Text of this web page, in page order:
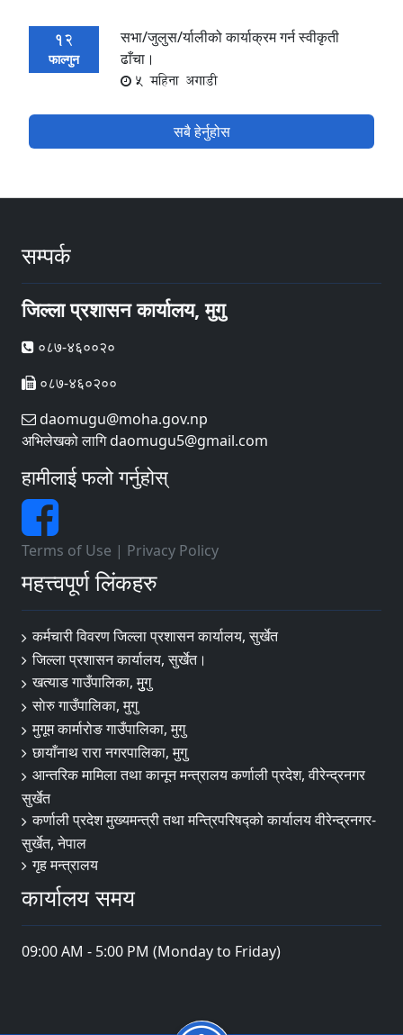
12
फाल्गुन
सभा/जुलुस/र्यालीको कार्याक्रम गर्न स्वीकृती
ढाँचा।
5 महिना अगाडी
सबै हेर्नुहोस
सम्पर्क
जिल्ला प्रशासन कार्यालय, मुगु
०८७-४६००२०
०८७-४६०२००
daomugu@moha.gov.np
अभिलेखको लागि daomugu5@gmail.com
हामीलाई फलो गर्नुहोस्
Terms of Use | Privacy Policy
महत्त्वपूर्ण लिंकहरु
कर्मचारी विवरण जिल्ला प्रशासन कार्यालय, सुर्खेत
जिल्ला प्रशासन कार्यालय, सुर्खेत।
खत्याड गाउँपालिका, मुुगु
साेरु गाउँपालिका, मुगु
मुगूम कार्मारोङ गाउँपालिका, मुगु
छायाँनाथ रारा नगरपालिका, मुगु
आन्तरिक मामिला तथा कानून मन्त्रालय कर्णाली प्रदेश, वीरेन्द्रनगर
सुर्खेत
कर्णाली प्रदेश मुख्यमन्त्री तथा मन्त्रिपरिषद्को कार्यालय वीरेन्द्रनगर-
सुर्खेत, नेपाल
गृह मन्त्रालय
कार्यालय समय
09:00 AM - 5:00 PM (Monday to Friday)